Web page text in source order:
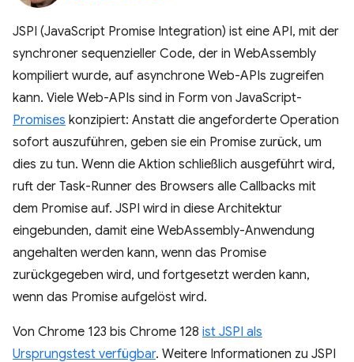
JSPI (JavaScript Promise Integration) ist eine API, mit der
synchroner sequenzieller Code, der in WebAssembly
kompiliert wurde, auf asynchrone Web-APIs zugreifen
kann. Viele Web-APIs sind in Form von JavaScript-
Promises konzipiert: Anstatt die angeforderte Operation
sofort auszuführen, geben sie ein Promise zurück, um
dies zu tun. Wenn die Aktion schließlich ausgeführt wird,
ruft der Task-Runner des Browsers alle Callbacks mit
dem Promise auf. JSPI wird in diese Architektur
eingebunden, damit eine WebAssembly-Anwendung
angehalten werden kann, wenn das Promise
zurückgegeben wird, und fortgesetzt werden kann,
wenn das Promise aufgelöst wird.
Von Chrome 123 bis Chrome 128 ist JSPI als
Ursprungstest verfügbar. Weitere Informationen zu JSPI